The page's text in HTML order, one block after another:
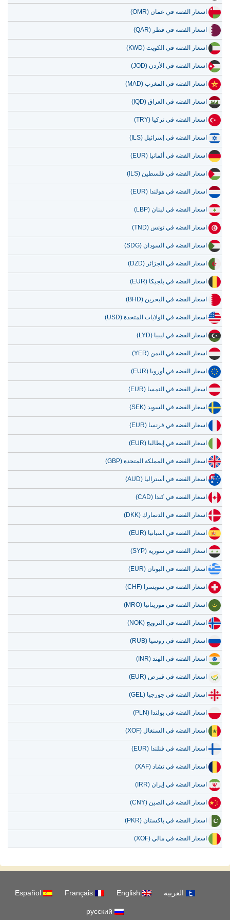
13 يوليو 2026 3,360.56
108.06
12 يوليو 2026
11 يوليو 2026
10 يوليو 2026
9 يوليو 2026
8 يوليو 2026
اسعار الفضه في عمان (OMR)
اسعار الفضه في قطر (QAR)
اسعار الفضه في الكويت (KWD)
اسعار الفضه في الأردن (JOD)
اسعار الفضه في المغرب (MAD)
اسعار الفضه في العراق (IQD)
اسعار الفضه في تركيا (TRY)
اسعار الفضه في إسرائيل (ILS)
اسعار الفضه في ألمانيا (EUR)
اسعار الفضه في فلسطين (ILS)
اسعار الفضه في هولندا (EUR)
اسعار الفضه في لبنان (LBP)
اسعار الفضه في تونس (TND)
اسعار الفضه في السودان (SDG)
اسعار الفضه في الجزائر (DZD)
اسعار الفضه في بلجيكا (EUR)
اسعار الفضه في البحرين (BHD)
اسعار الفضه في الولايات المتحدة (USD)
اسعار الفضه في ليبيا (LYD)
اسعار الفضه في اليمن (YER)
اسعار الفضه في أوروبا (EUR)
اسعار الفضه في النمسا (EUR)
اسعار الفضه في السويد (SEK)
اسعار الفضه في فرنسا (EUR)
اسعار الفضه في إيطاليا (EUR)
اسعار الفضه في المملكة المتحدة (GBP)
اسعار الفضه في أستراليا (AUD)
اسعار الفضه في كندا (CAD)
اسعار الفضه في الدنمارك (DKK)
اسعار الفضه في اسبانيا (EUR)
اسعار الفضه في سورية (SYP)
اسعار الفضه في اليونان (EUR)
اسعار الفضه في سويسرا (CHF)
اسعار الفضه في موريتانيا (MRO)
اسعار الفضه في النرويج (NOK)
اسعار الفضه في روسيا (RUB)
اسعار الفضه في الهند (INR)
اسعار الفضه في قبرص (EUR)
اسعار الفضه في جورجيا (GEL)
اسعار الفضه في بولندا (PLN)
اسعار الفضه في السنغال (XOF)
اسعار الفضه في فنلندا (EUR)
اسعار الفضه في تشاد (XAF)
اسعار الفضه في إيران (IRR)
اسعار الفضه في الصين (CNY)
اسعار الفضه في باكستان (PKR)
اسعار الفضه في مالي (XOF)
العربية Français
Español